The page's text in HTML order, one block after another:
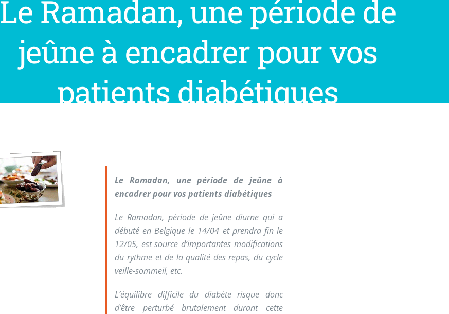
Le Ramadan, une période de
jeûne à encadrer pour vos
patients diabétiques
Le Ramadan, une période de jeûne à
encadrer pour vos patients diabétiques
Le Ramadan, période de jeûne diurne qui a
débuté en Belgique le 14/04 et prendra fin le
12/05, est source d’importantes modifications
du rythme et de la qualité des repas, du cycle
veille-sommeil, etc.
L’équilibre difficile du diabète risque donc
d’être perturbé brutalement durant cette